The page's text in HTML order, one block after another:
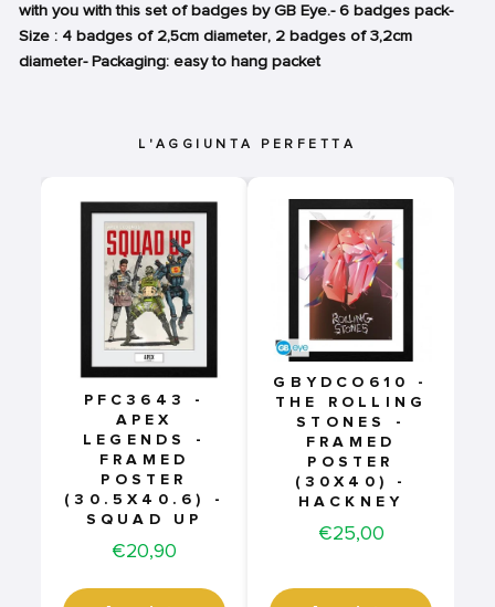
with you with this set of badges by GB Eye.- 6 badges pack-
Size : 4 badges of 2,5cm diameter, 2 badges of 3,2cm
diameter- Packaging: easy to hang packet
L'AGGIUNTA PERFETTA
PFC3643 -
APEX
LEGENDS -
FRAMED
POSTER
(30.5X40.6) -
SQUAD UP
Price
€20,90
GBYDCO610 -
THE ROLLING
STONES -
FRAMED
POSTER
(30X40) -
HACKNEY
Price
€25,00